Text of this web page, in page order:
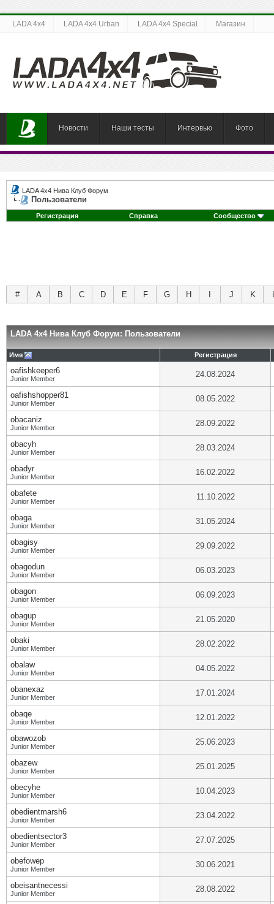
LADA 4x4 LADA 4x4 Urban LADA 4x4 Special Магазин
Новости Наши тесты Интервью Фото
LADA 4x4 Нива Клуб Форум
Пользователи
Регистрация Справка Сообщество
# A B C D E F G H J K
LADA 4x4 Нива Клуб Форум: Пользователи
Имя Регистрация
oafishkeeper6
Junior Member 24.08.2024
oafishshopper81
Junior Member 08.05.2022
obacaniz
Junior Member 28.09.2022
obacyh
Junior Member 28.03.2024
obadyr
Junior Member 16.02.2022
obafete
Junior Member 11.10.2022
obaga
Junior Member 31.05.2024
obagisy
Junior Member 29.09.2022
obagodun
Junior Member 06.03.2023
obagon
Junior Member 06.09.2023
obagup
Junior Member 21.05.2020
obaki
Junior Member 28.02.2022
obalaw
Junior Member 04.05.2022
obanexaz
Junior Member 17.01.2024
obaqe
Junior Member 12.01.2022
obawozob
Junior Member 25.06.2023
obazew
Junior Member 25.01.2025
obecyhe
Junior Member 10.04.2023
obedientmarsh6
Junior Member 23.04.2022
obedientsector3
Junior Member 27.07.2025
obefowep
Junior Member 30.06.2021
obeisantnecessi
Junior Member 28.08.2022